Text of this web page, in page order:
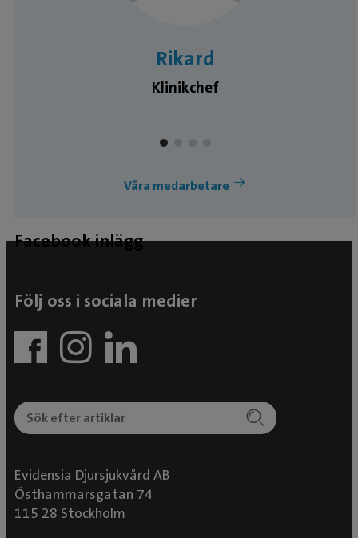
Rikard
Klinikchef
Våra medarbetare
Facebook inlägg
Följ oss i sociala medier
Evidensia Djursjukvård AB
Östhammarsgatan 74
115 28 Stockholm